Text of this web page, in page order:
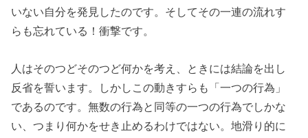
いない自分を発見したのです。そしてその一連の流れす
らも忘れている！衝撃です。
人はそのつどそのつど何かを考え、ときには結論を出し
反省を誓います。しかしこの動きすらも「一つの行為」
であるのです。無数の行為と同等の一つの行為でしかな
い、つまり何かをせき止めるわけではない 。地滑り的に